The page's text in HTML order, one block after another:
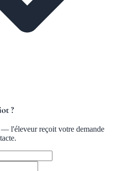
?
l'éleveur reçoit votre demande